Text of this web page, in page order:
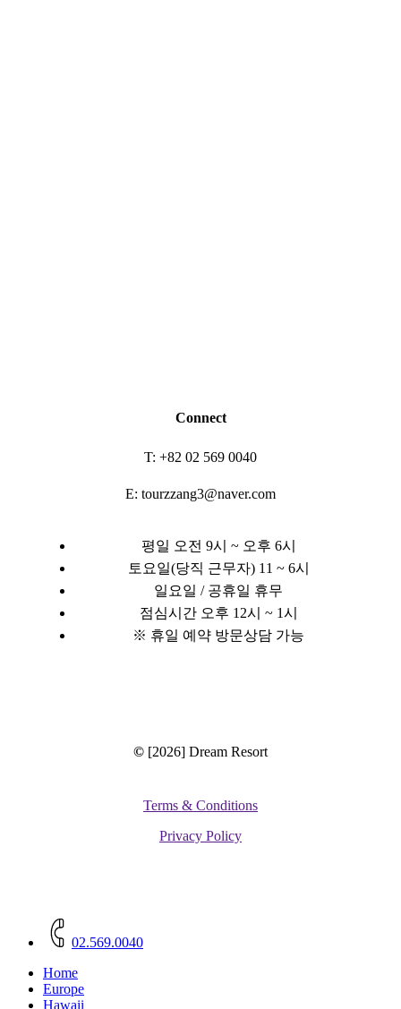
Connect
T: +82 02 569 0040
E: tourzzang3@naver.com
평일 오전 9시 ~ 오후 6시
토요일(당직 근무자) 11 ~ 6시
일요일 / 공휴일 휴무
점심시간 오후 12시 ~ 1시
※ 휴일 예약 방문상담 가능
© [2026] Dream Resort
Terms & Conditions
Privacy Policy
Menu
02.569.0040
Home
Europe
Hawaii